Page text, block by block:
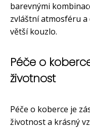
barevnými
zvláštní atmosféru
větší kouzlo.
Péče o
životnost
Péče o koberce je
životnost a krásný